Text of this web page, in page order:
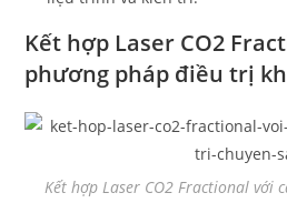
Kết hợp Laser CO2
phương pháp điều trị
Kết hợp Laser CO2 Fractional với